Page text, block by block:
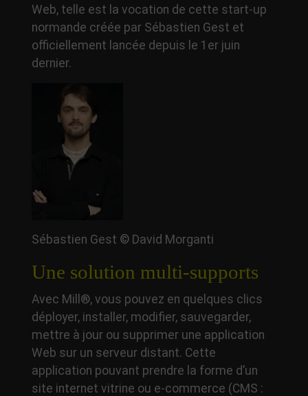
Web, telle est la vocation de cette start-up
normande créée par Sébastien Gest et
officiellement lancée depuis le 1er juin
dernier.
Sébastien Gest © David Morganti
Une solution multi-supports
Avec Mill®, vous pouvez en quelques clics
déployer, installer, modifier, sauvegarder,
mettre à jour ou supprimer une application
Web sur un serveur distant. Cette
application pouvant prendre la forme d’un
site internet vitrine ou e-commerce (CMS :